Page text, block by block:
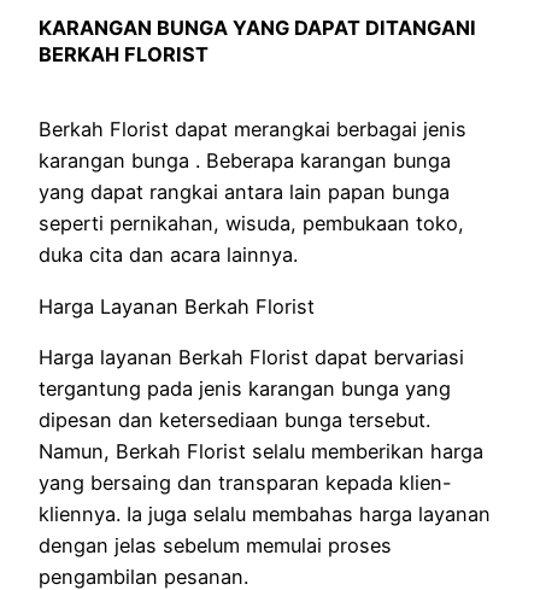
KARANGAN BUNGA YANG DAPAT DITANGANI
BERKAH FLORIST
Berkah Florist dapat merangkai berbagai jenis
karangan bunga . Beberapa karangan bunga
yang dapat rangkai antara lain papan bunga
seperti pernikahan, wisuda, pembukaan toko,
duka cita dan acara lainnya.
Harga Layanan Berkah Florist
Harga layanan Berkah Florist dapat bervariasi
tergantung pada jenis karangan bunga yang
dipesan dan ketersediaan bunga tersebut.
Namun, Berkah Florist selalu memberikan harga
yang bersaing dan transparan kepada klien-
kliennya. Ia juga selalu membahas harga layanan
dengan jelas sebelum memulai proses
pengambilan pesanan.